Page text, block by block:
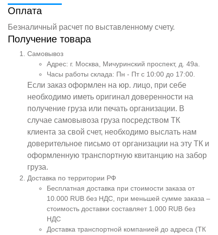
Оплата
Безналичный расчет по выставленному счету.
Получение товара
Самовывоз
Адрес: г. Москва, Мичуринский проспект, д. 49а.
Часы работы склада: Пн - Пт с 10:00 до 17:00.
Если заказ оформлен на юр. лицо, при себе
необходимо иметь оригинал доверенности на
получение груза или печать организации. В
случае самовывоза груза посредством ТК
клиента за свой счет, необходимо выслать нам
доверительное письмо от организации на эту ТК и
оформленную транспортную квитанцию на забор
груза.
Доставка по территории РФ
Бесплатная доставка при стоимости заказа от
10.000 RUB без НДС, при меньшей сумме заказа –
стоимость доставки составляет 1.000 RUB без
НДС
Доставка транспортной компанией до адреса (ТК